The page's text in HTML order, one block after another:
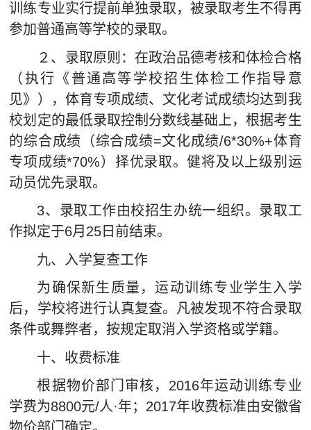
训练专业实行提前单独录取，被录取考生不得再
参加普通高等学校的录取。
２、录取原则：在政治品德考核和体检合格
（执行《普通高等学校招生体检工作指导意
见》），体育专项成绩、文化考试成绩均达到我
校划定的最低录取控制分数线基础上，根据考生
的综合成绩（综合成绩=文化成绩/6*30%+体育
专项成绩*70%）择优录取。健将及以上级别运
动员优先录取。
3、录取工作由校招生办统一组织。录取工
作拟定于6月25日前结束。
九、入学复查工作
为确保新生质量，运动训练专业学生入学
后，学校将进行认真复查。凡被发现不符合录取
条件或舞弊者，按规定取消入学资格或学籍。
十、收费标准
根据物价部门审核，2016年运动训练专业
学费为8800元/人·年；2017年收费标准由安徽省